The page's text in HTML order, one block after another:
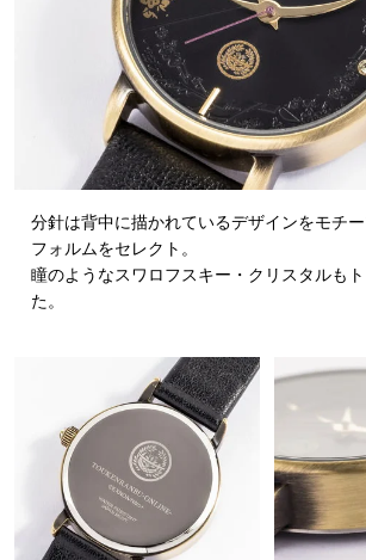
分針は背中に描かれているデザインをモチ
フォルムをセレクト。
瞳のようなスワロフスキー・クリスタルも
た。